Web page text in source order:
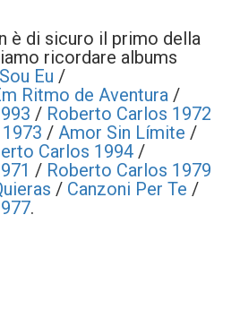
è di sicuro il primo della
ricordare albums
Eu /
Ritmo de Aventura /
/ Roberto Carlos 1972
/ Amor Sin Límite /
Carlos 1994 /
/ Roberto Carlos 1979
/ Canzoni Per Te /
.